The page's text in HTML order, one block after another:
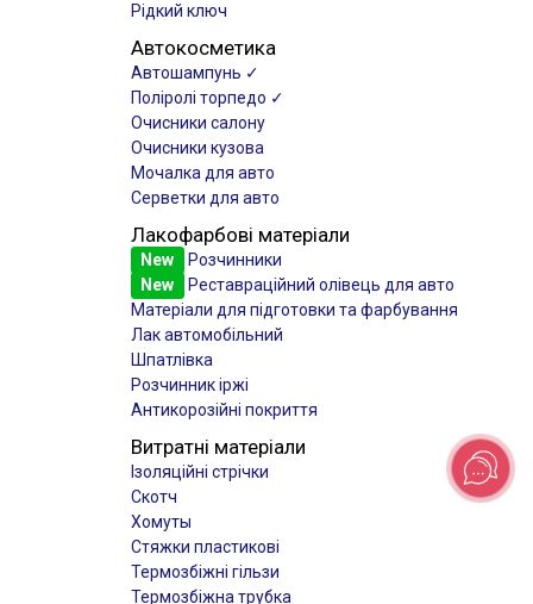
Рідкий ключ
Автокосметика
Автошампунь ✓
Поліролі торпедо ✓
Очисники салону
Очисники кузова
Мочалка для авто
Серветки для авто
Лакофарбові матеріали
New
Розчинники
New
Реставраційний олівець для авто
Матеріали для підготовки та фарбування
Лак автомобільний
Шпатлівка
Розчинник іржі
Антикорозійні покриття
Витратні матеріали
Ізоляційні стрічки
Скотч
Хомуты
Стяжки пластикові
Термозбіжні гільзи
Термозбіжна трубка